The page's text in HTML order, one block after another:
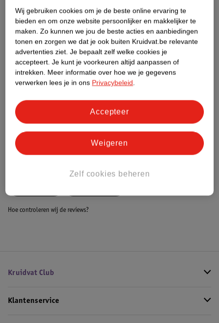
Etiketinformatie
Nature Impact Score
Dit product heeft (nog) geen Nature
Impact Score.
Meer informatie
Hoe controleren wij de reviews?
Kruidvat Club
Klantenservice
Wij gebruiken cookies om je de beste online ervaring te
bieden en om onze website persoonlijker en makkelijker te
maken. Zo kunnen we jou de beste acties en aanbiedingen
tonen en zorgen we dat je ook buiten Kruidvat.be relevante
advertenties ziet. Je bepaalt zelf welke cookies je
accepteert. Je kunt je voorkeuren altijd aanpassen of
intrekken. Meer informatie over hoe we je gegevens
verwerken lees je in ons Privacybeleid.
Zelf cookies beheren
Weigeren
Accepteer